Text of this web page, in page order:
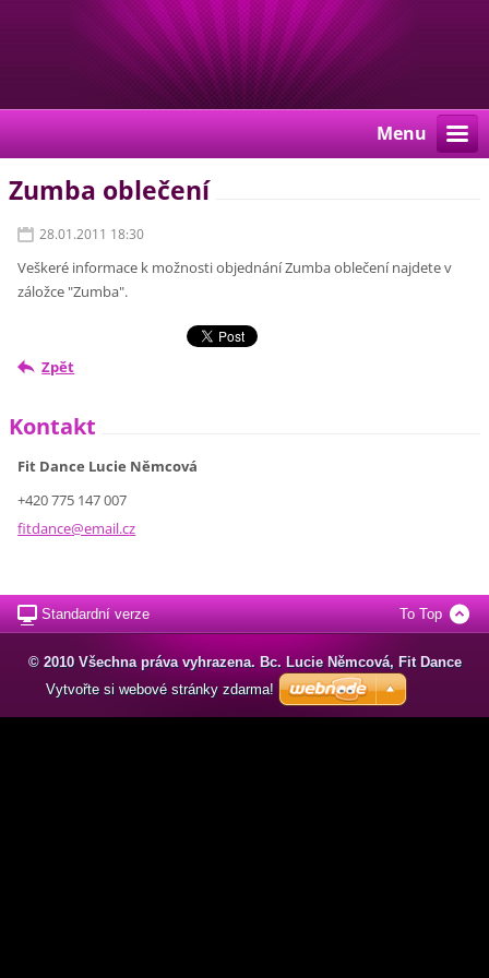
Menu
Zumba oblečení
28.01.2011 18:30
Veškeré informace k možnosti objednání Zumba oblečení najdete v
záložce "Zumba".
Zpět
Kontakt
Fit Dance Lucie Němcová
+420 775 147 007
fitdance@email.cz
Standardní verze To Top
© 2010 Všechna práva vyhrazena. Bc. Lucie Němcová, Fit Dance
Vytvořte si webové stránky zdarma!